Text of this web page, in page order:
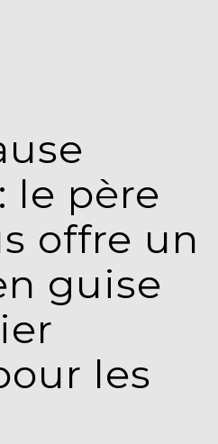
le père
offre un
guise
les